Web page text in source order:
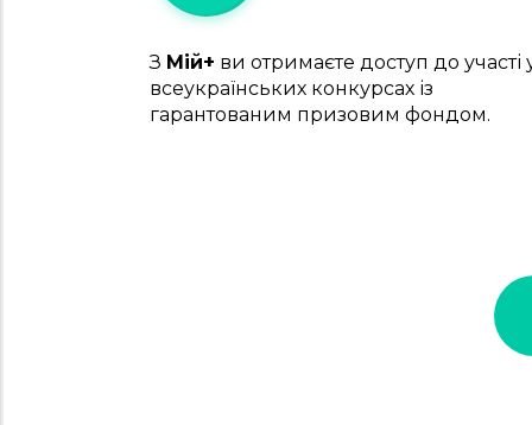
З Мій+ ви отримаєте доступ до участі
всеукраїнських конкурсах із
гарантованим призовим фондом.